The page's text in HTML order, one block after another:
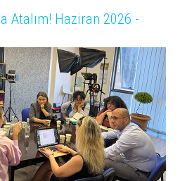
Atalım! Haziran 2026 -